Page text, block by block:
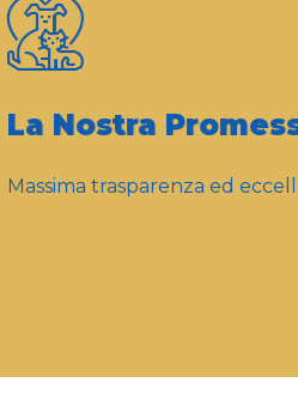
eccellenza nella qualità.